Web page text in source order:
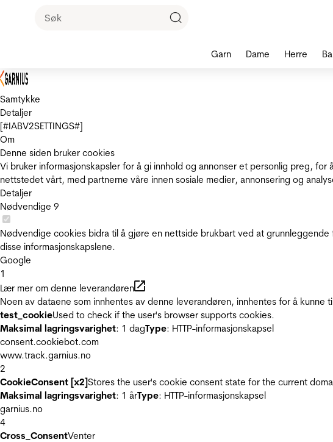
Samtykke
Detaljer
[#IABV2SETTINGS#]
Om
Denne siden bruker cookies
Vi bruker informasjonskapsler for å gi innhold og annonser et personlig preg,
nettstedet vårt, med partnerne våre innen sosiale medier, annonsering og
Detaljer
Nødvendige 9
Nødvendige cookies bidra til å gjøre en nettside brukbart ved at
disse informasjonskapslene.
Google
1
Lær mer om denne leverandøren
Noen av dataene som innhentes av denne leverandøren, innhentes for å kunne
test_cookieUsed to check if the user's browser supports cookies.
Maksimal lagringsvarighet: 1 dagType: HTTP-informasjonskapsel
consent.cookiebot.com
www.track.garnius.no
2
CookieConsent [x2]Stores the user's cookie consent state for the current
Maksimal lagringsvarighet: 1 årType: HTTP-informasjonskapsel
garnius.no
4
Cross_ConsentVenter
Garn Dame Herre